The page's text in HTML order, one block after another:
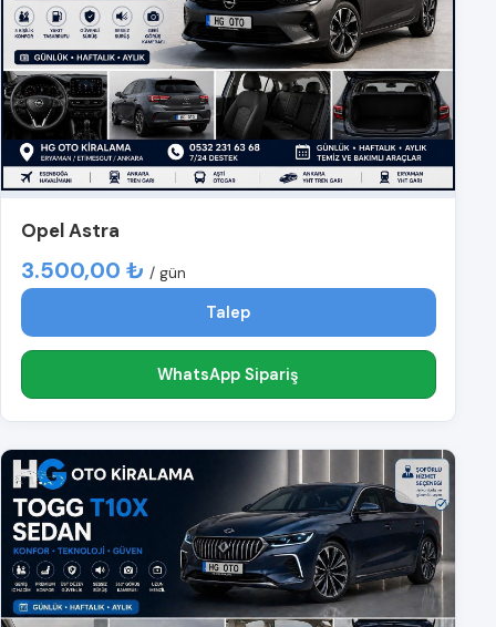
Opel Astra
3.500,00 ₺ / gün
Talep
WhatsApp Sipariş